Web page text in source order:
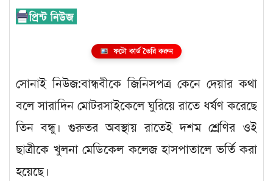
ফটো কার্ড তৈরি করুন
সোনাই নিউজ:বান্ধবীকে জিনিসপত্র কেনে দেয়ার কথা
বলে সারাদিন মোটরসাইকেলে ঘুরিয়ে রাতে ধর্ষণ করেছে
তিন বন্ধু। গুরুতর অবস্থায় রাতেই দশম শ্রেণির ওই
ছাত্রীকে খুলনা মেডিকেল কলেজ হাসপাতালে ভর্তি করা
হয়েছে।